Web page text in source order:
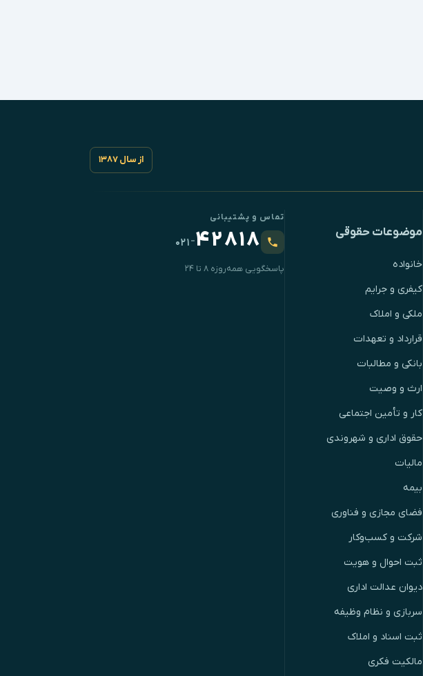
از سال ۱۳۸۷
موضوعات حقوقی
خانواده
کیفری و جرایم
ملکی و املاک
قرارداد و تعهدات
بانکی و مطالبات
ارث و وصیت
کار و تأمین اجتماعی
حقوق اداری و شهروندی
مالیات
بیمه
فضای مجازی و فناوری
شرکت و کسب‌وکار
ثبت احوال و هویت
دیوان عدالت اداری
سربازی و نظام وظیفه
ثبت اسناد و املاک
مالکیت فکری
تماس و پشتیبانی
۴۲۸۱۸-۰۲۱
پاسخگویی همه‌روزه ۸ تا ۲۴